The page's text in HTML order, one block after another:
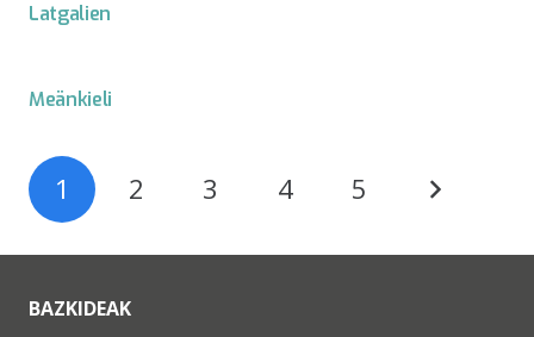
Latgalien
Meänkieli
1 2 3 4 5
BAZKIDEAK